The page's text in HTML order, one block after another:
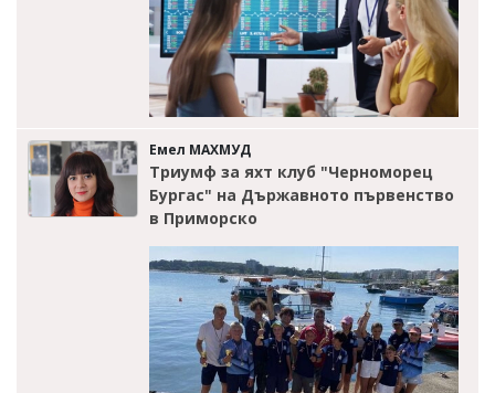
Емел МАХМУД
Триумф за яхт клуб "Черноморец
Бургас" на Държавното първенство
в Приморско